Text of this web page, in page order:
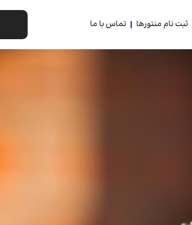
ثبت نام منتورها تماس با ما